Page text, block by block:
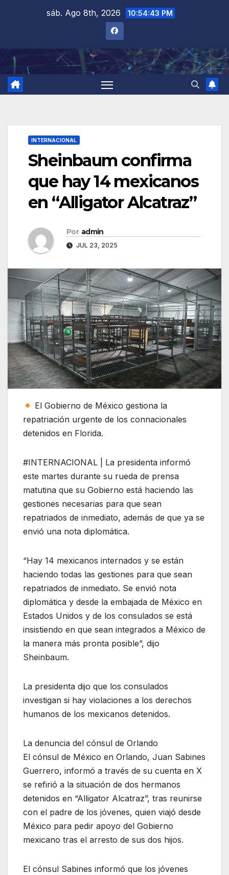
sáb. Ago 8th, 2026 10:54:44 PM
INTERNACIONAL
Sheinbaum confirma
que hay 14 mexicanos
en “Alligator Alcatraz”
Por admin
JUL 23, 2025
El Gobierno de México gestiona la
repatriación urgente de los connacionales
detenidos en Florida.
#INTERNACIONAL | La presidenta informó
este martes durante su rueda de prensa
matutina que su Gobierno está haciendo las
gestiones necesarias para que sean
repatriados de inmediato, además de que ya se
envió una nota diplomática.
“Hay 14 mexicanos internados y se están
haciendo todas las gestiones para que sean
repatriados de inmediato. Se envió nota
diplomática y desde la embajada de México en
Estados Unidos y de los consulados se está
insistiendo en que sean integrados a México de
la manera más pronta posible”, dijo
Sheinbaum.
La presidenta dijo que los consulados
investigan si hay violaciones a los derechos
humanos de los mexicanos detenidos.
La denuncia del cónsul de Orlando
El cónsul de México en Orlando, Juan Sabines
Guerrero, informó a través de su cuenta en X
se refirió a la situación de dos hermanos
detenidos en “Alligator Alcatraz”, tras reunirse
con el padre de los jóvenes, quien viajó desde
México para pedir apoyo del Gobierno
mexicano tras el arresto de sus dos hijos.
El cónsul Sabines informó que los jóvenes